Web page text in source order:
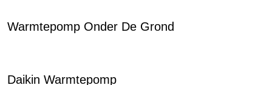
Warmtepomp Onder De Grond
Daikin Warmtepomp